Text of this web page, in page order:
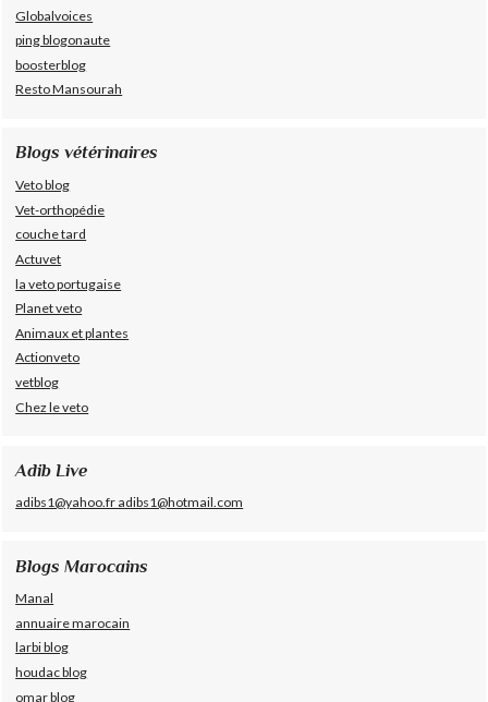
Globalvoices
ping blogonaute
boosterblog
Resto Mansourah
Blogs vétérinaires
Veto blog
Vet-orthopédie
couche tard
Actuvet
la veto portugaise
Planet veto
Animaux et plantes
Actionveto
vetblog
Chez le veto
Adib Live
adibs1@yahoo.fr adibs1@hotmail.com
Blogs Marocains
Manal
annuaire marocain
larbi blog
houdac blog
omar blog